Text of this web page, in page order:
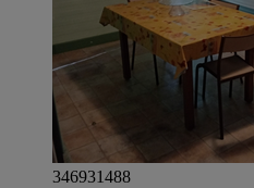
346931488